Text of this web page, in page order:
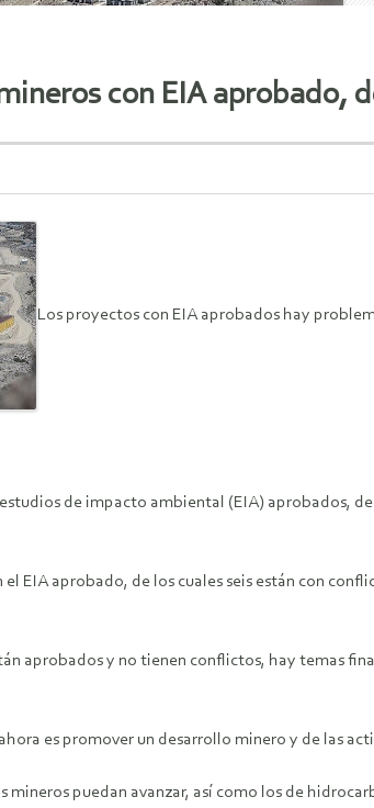
con EIA aprobado,
Los proyectos con EIA aprobados hay
de impacto ambiental (EIA) aprobados,
EIA aprobado, de los cuales seis están con
aprobados y no tienen conflictos, hay temas
es promover un desarrollo minero y de las
puedan avanzar, así como los de